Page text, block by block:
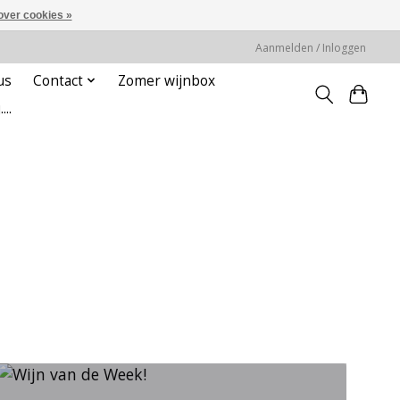
Aanmelden / Inloggen
Contact
Zomer wijnbox
cookies »